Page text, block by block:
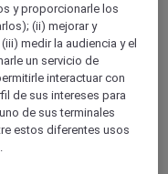
y proporcionarle los
(ii) mejorar y
medir la audiencia y el
un servicio de
interactuar con
de sus intereses para
de sus terminales
estos diferentes usos